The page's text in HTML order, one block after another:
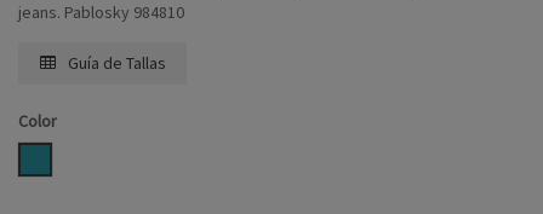
jeans. Pablosky 984810
Guía de Tallas
Color